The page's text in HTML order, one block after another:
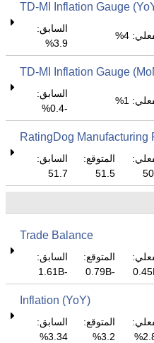
TD-MI Inflation Gauge
4%
السابق:
3.9%
TD-MI Inflation Gauge
1%
السابق:
-0.4%
RatingDog Manufacturing
المتوقع:
51.5
السابق:
51.7
Trade Balance
المتوقع:
-0.79B
السابق:
-1.61B
Inflation (YoY)
المتوقع:
3.2%
السابق:
3.34%